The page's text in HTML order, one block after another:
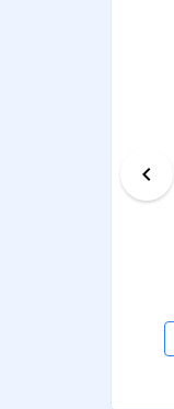
keyboard_arrow_left